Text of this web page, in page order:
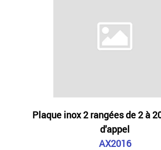
Plaque inox 2 rangées de 2 à
d'appel
AX2016